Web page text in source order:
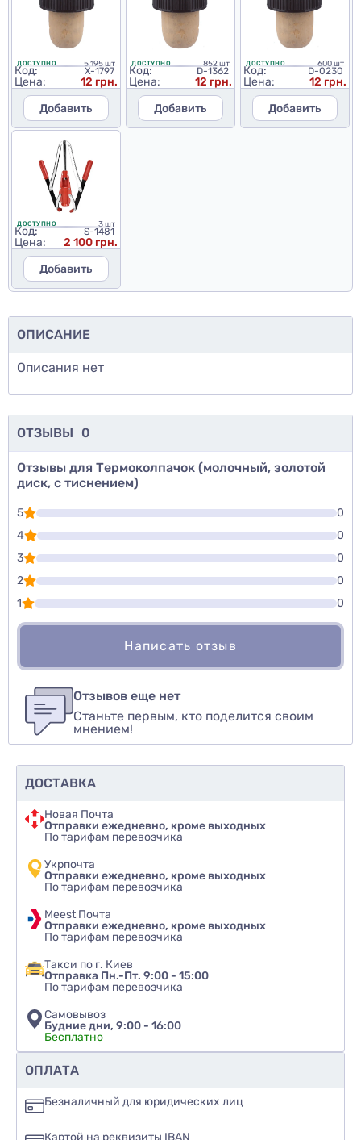
ДОСТУПНО 5 195 шт
Код: X-1797
Цена:
12 грн.
Добавить
ДОСТУПНО 852 шт
Код: D-1362
Цена:
12 грн.
Добавить
ДОСТУПНО 600 шт
Код: D-0230
Цена:
12 грн.
Добавить
ДОСТУПНО 3 шт
Код: S-1481
Цена:
2 100 грн.
Добавить
ОПИСАНИЕ
Описания нет
ОТЗЫВЫ 0
Отзывы для Термоколпачок (молочный, золотой
диск, с тиснением)
5
0
4
0
3
0
2
0
1
0
Написать отзыв
авторизуйтесь иливойдите
Оценить товар
Рекомендуете ли вы этот товар
да
Отзывов еще нет
Станьте первым, кто поделится своим
мнением!
ДОСТАВКА
Новая Почта
Отправки ежедневно, кроме выходных
По тарифам перевозчика
Укрпочта
Отправки ежедневно, кроме выходных
По тарифам перевозчика
Meest Почта
Отправки ежедневно, кроме выходных
По тарифам перевозчика
Такси по г. Киев
Отправка Пн.-Пт. 9:00 - 15:00
По тарифам перевозчика
Самовывоз
Будние дни, 9:00 - 16:00
Бесплатно
ОПЛАТА
Безналичный для юридических лиц
Картой на реквизиты IBAN